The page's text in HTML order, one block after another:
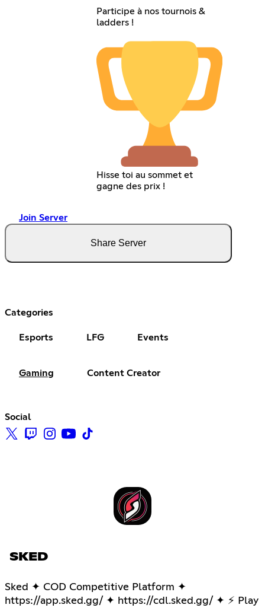
Participe à nos tournois &
ladders !
Hisse toi au sommet et
gagne des prix !
Join Server
Share Server
Categories
Esports LFG Events
Gaming Content Creator
Social
SKED
Sked ✦ COD Competitive Platform ✦
https://app.sked.gg/ ✦ https://cdl.sked.gg/ ✦ ⚡ Play